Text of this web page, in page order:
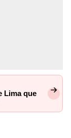
Lima que